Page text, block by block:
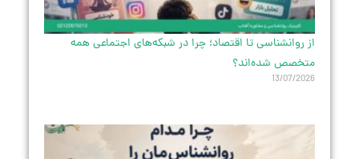
از روانشناسی تا اقتصاد؛ چرا در شبکه‌های اجتماعی همه
متخصص شده‌اند؟
13/07/2026